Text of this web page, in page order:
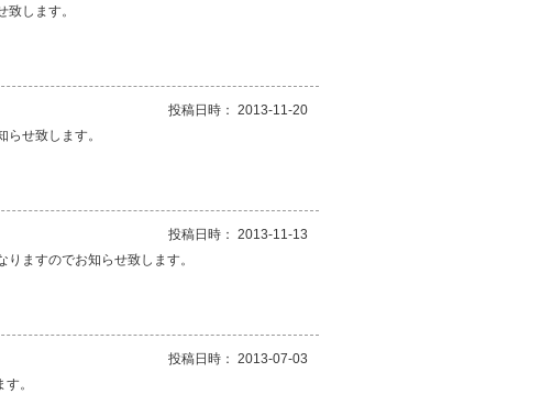
します。
投稿日時： 2013-11-20
せ致します。
投稿日時： 2013-11-13
ますのでお知らせ致します。
投稿日時： 2013-07-03
。